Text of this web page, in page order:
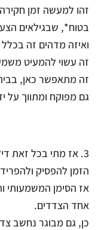
זהו למעשה זמן
בטוח*, שבגילאים
ואיזה מדהים זה
זה עשוי להמעיט
זה מתאפשר כאן,
גם מפוקח ומתווך על
3. אז מתי בכל זאת
הזמן להפסיק
אז הסימן המשמעותי
אחד הצדדים.
כן, גם מבוגר נחשב